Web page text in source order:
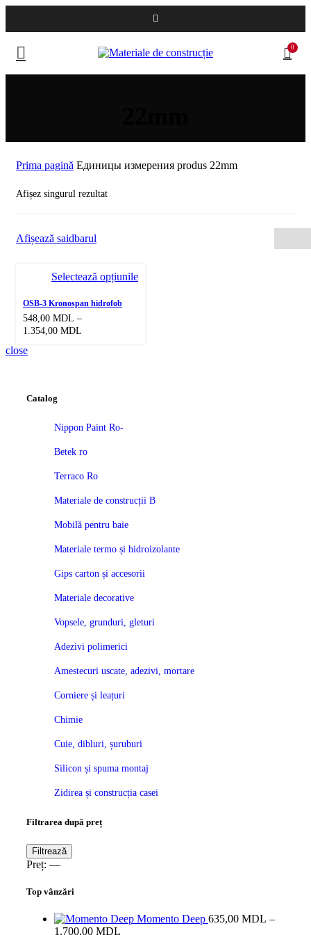
0
close
Catalog
Nippon Paint Ro-
Betek ro
Terraco Ro
Materiale de construcții B
Mobilă pentru baie
Materiale termo și hidroizolante
Gips carton și accesorii
Materiale decorative
Vopsele, grunduri, gleturi
Adezivi polimerici
Amestecuri uscate, adezivi, mortare
Corniere și leațuri
Chimie
Cuie, dibluri, șuruburi
Silicon și spuma montaj
Zidirea și construcția casei
Filtrarea după preț
Preț
minim
Preț
maxim
Filtrează
Preț: —
Top vânzări
Momento Deep 635,00 MDL –
1.700,00 MDL
Prima pagină Единицы измерения produs 22mm
Afișez singurul rezultat
Afișează saidbarul
Selectează opțiunile
OSB-3 Kronospan hidrofob
(2500×1250)
548,00 MDL –
1.354,00 MDL